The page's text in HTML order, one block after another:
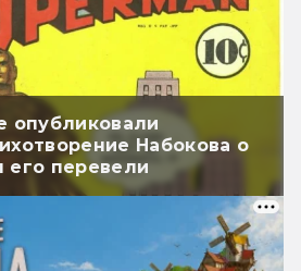
опубликовали
Набокова о
перевели